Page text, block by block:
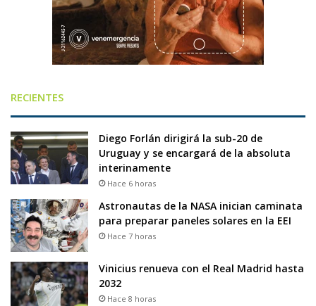
RECIENTES
Diego Forlán dirigirá la sub-20 de
Uruguay y se encargará de la absoluta
interinamente
Hace 6 horas
Astronautas de la NASA inician caminata
para preparar paneles solares en la EEI
Hace 7 horas
Vinicius renueva con el Real Madrid hasta
2032
Hace 8 horas